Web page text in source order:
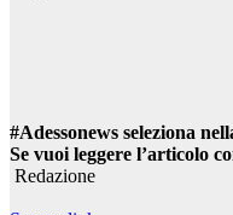
#Adessonews seleziona
Se vuoi leggere l’articolo
Redazione